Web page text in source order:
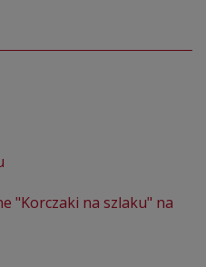
"Korczaki na szlaku" na